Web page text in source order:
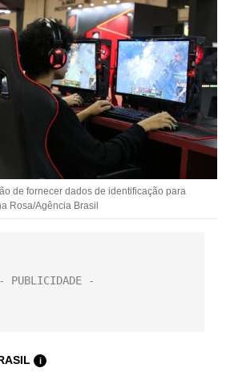
de fornecer dados de identificação para
Rosa/Agência Brasil
i